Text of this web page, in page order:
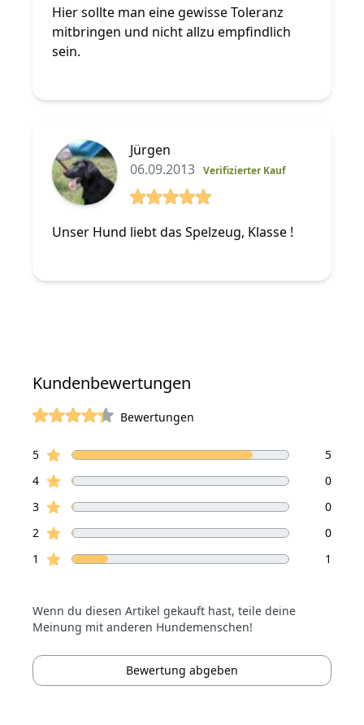
Hier sollte man eine gewisse Toleranz
mitbringen und nicht allzu empfindlich
sein.
Jürgen
06.09.2013 Verifizierter Kauf
Unser Hund liebt das Spelzeug, Klasse !
Kundenbewertungen
Bewertungen
Bewertungen
5Sterne Bewertungen
5
4Sterne Bewertungen
0
3Sterne Bewertungen
0
2 Sterne Bewertungen
0
1
Sterne Bewertungen 1
Wenn du diesen Artikel gekauft hast, teile deine
Meinung mit anderen Hundemenschen!
Bewertung abgeben